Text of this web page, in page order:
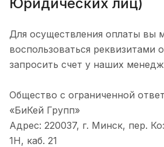
Для осуществления оплаты вы
воспользоваться реквизитами
запросить счет у наших
Общество с ограниченной
«БиКей Групп»
Адрес: 220037, г. Минск, пер.
1Н, каб. 21